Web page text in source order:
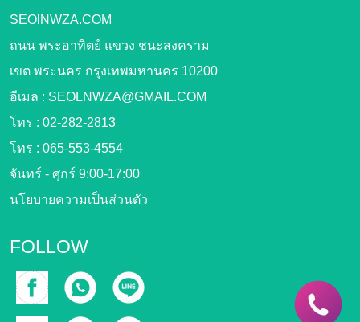
SEOlNWZA.COM
ถนน พระอาทิตย์ แขวง ชนะสงคราม
เขต พระนคร กรุงเทพมหานคร 10200
อีเมล : SEOLNWZA@GMAIL.COM
โทร : 02-282-2813
โทร : 065-553-4554
จันทร์ - ศุกร์ 9:00-17:00
นโยบายความเป็นส่วนตัว
FOLLOW